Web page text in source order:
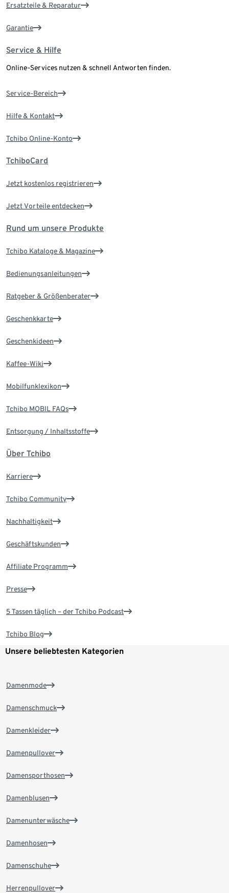
Ersatzteile & Reparatur
Garantie
Service & Hilfe
Online-Services nutzen & schnell Antworten finden.
Service-Bereich
Hilfe & Kontakt
Tchibo Online-Konto
TchiboCard
Jetzt kostenlos registrieren
Jetzt Vorteile entdecken
Rund um unsere Produkte
Tchibo Kataloge & Magazine
Bedienungsanleitungen
Ratgeber & Größenberater
Geschenkkarte
Geschenkideen
Kaffee-Wiki
Mobilfunklexikon
Tchibo MOBIL FAQs
Entsorgung / Inhaltsstoffe
Über Tchibo
Karriere
Tchibo Community
Nachhaltigkeit
Geschäftskunden
Affiliate Programm
Presse
5 Tassen täglich – der Tchibo Podcast
Tchibo Blog
Unsere beliebtesten Kategorien
Damenmode
Damenschmuck
Damenkleider
Damenpullover
Damensporthosen
Damenblusen
Damenunterwäsche
Damenhosen
Damenschuhe
Herrenpullover